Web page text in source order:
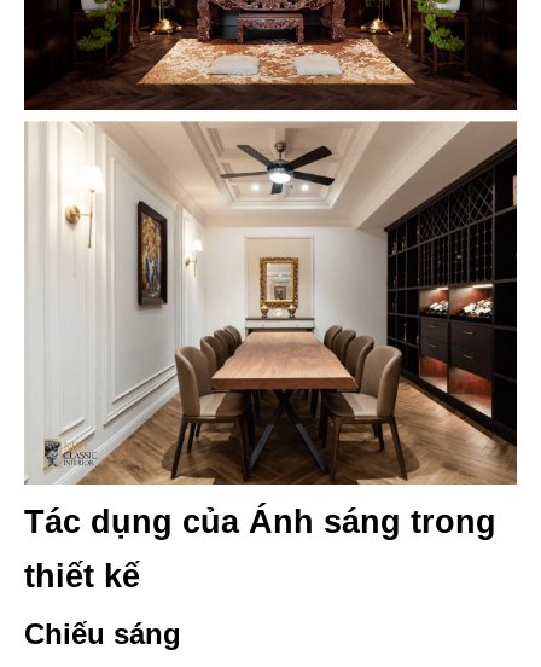
Tác dụng của Ánh sáng trong
thiết kế
Chiếu sáng